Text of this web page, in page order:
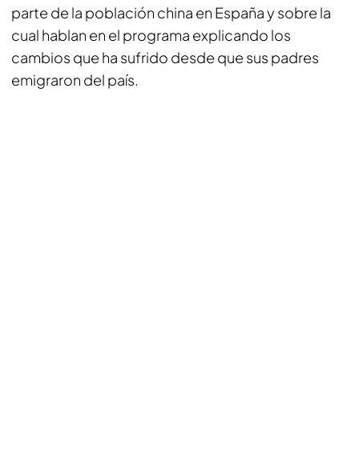
parte de la población china en España y sobre la
cual hablan en el programa explicando los
cambios que ha sufrido desde que sus padres
emigraron del país.